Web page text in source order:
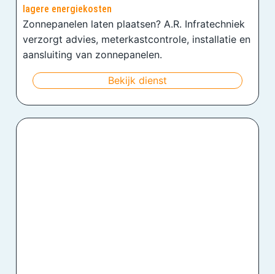
lagere energiekosten
Zonnepanelen laten plaatsen? A.R. Infratechniek
verzorgt advies, meterkastcontrole, installatie en
aansluiting van zonnepanelen.
Bekijk dienst